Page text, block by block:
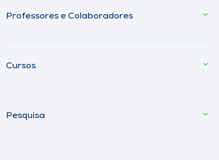
Professores e Colaboradores
Cursos
Pesquisa